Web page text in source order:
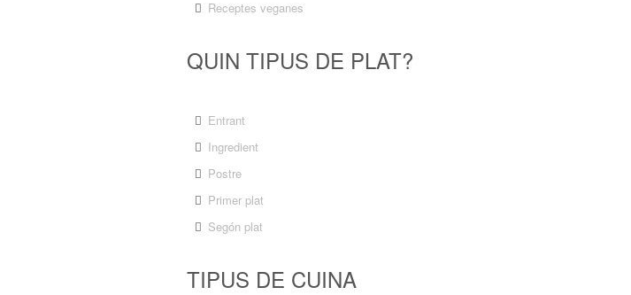
Receptes veganes
QUIN TIPUS DE PLAT?
Entrant
Ingredient
Postre
Primer plat
Segón plat
TIPUS DE CUINA